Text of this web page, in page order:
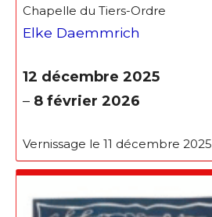
Chapelle du Tiers-Ordre
Elke Daemmrich
12 décembre 2025
– 8 février 2026
Vernissage le 11 décembre 2025